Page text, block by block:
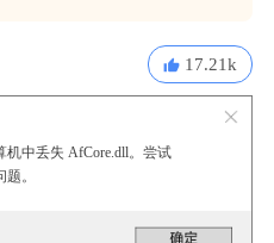
17.21k
中丢失 AfCore.dll。尝试
。